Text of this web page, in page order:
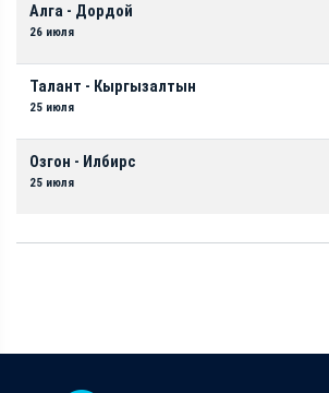
Алга - Дордой
26 июля
Талант - Кыргызалтын
25 июля
Озгон - Илбирс
25 июля